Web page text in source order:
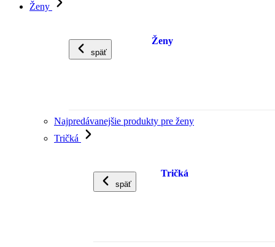
Ženy
späť
Ženy
Najpredávanejšie produkty pre ženy
Tričká
späť
Tričká